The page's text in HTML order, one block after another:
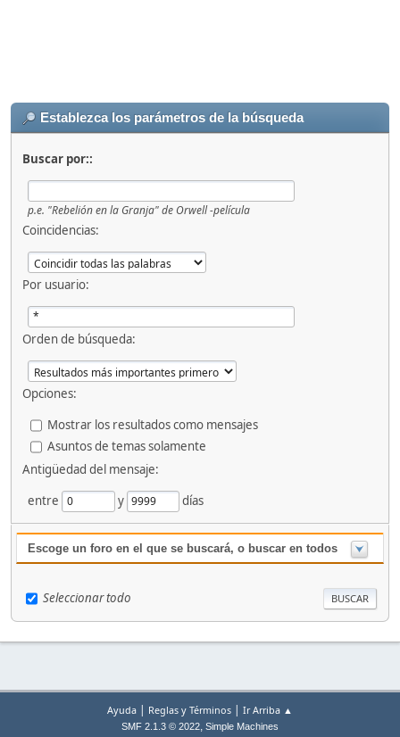
Establezca los parámetros de la búsqueda
Buscar por::
p.e. "Rebelión en la Granja" de Orwell -película
Coincidencias:
Por usuario:
Orden de búsqueda:
Opciones:
Mostrar los resultados como mensajes
Asuntos de temas solamente
Antigüedad del mensaje:
entre
y días
Escoge un foro en el que se buscará, o buscar en todos
Seleccionar todo
Ayuda | Reglas y Términos | Ir Arriba ▲
SMF 2.1.3 © 2022, Simple Machines